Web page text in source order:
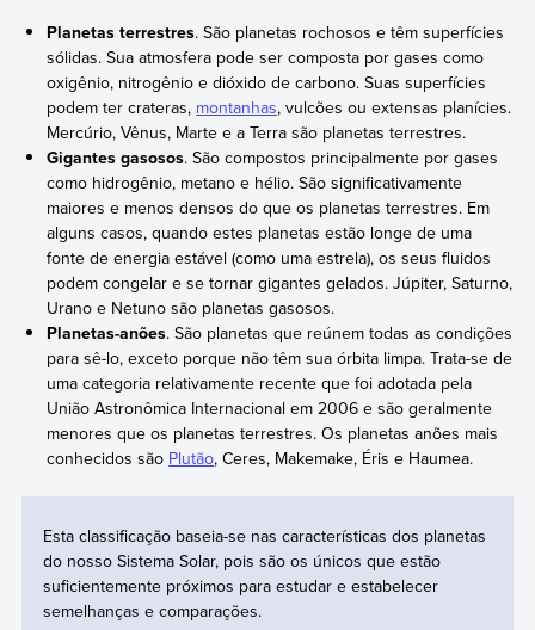
Planetas terrestres. São planetas rochosos e têm superfícies
sólidas. Sua atmosfera pode ser composta por gases como
oxigênio, nitrogênio e dióxido de carbono. Suas superfícies
podem ter crateras, montanhas, vulcões ou extensas planícies.
Mercúrio, Vênus, Marte e a Terra são planetas terrestres.
Gigantes gasosos. São compostos principalmente por gases
como hidrogênio, metano e hélio. São significativamente
maiores e menos densos do que os planetas terrestres. Em
alguns casos, quando estes planetas estão longe de uma
fonte de energia estável (como uma estrela), os seus fluidos
podem congelar e se tornar gigantes gelados. Júpiter, Saturno,
Urano e Netuno são planetas gasosos.
Planetas-anões. São planetas que reúnem todas as condições
para sê-lo, exceto porque não têm sua órbita limpa. Trata-se de
uma categoria relativamente recente que foi adotada pela
União Astronômica Internacional em 2006 e são geralmente
menores que os planetas terrestres. Os planetas anões mais
conhecidos são Plutão, Ceres, Makemake, Éris e Haumea.
Esta classificação baseia-se nas características dos planetas
do nosso Sistema Solar, pois são os únicos que estão
suficientemente próximos para estudar e estabelecer
semelhanças e comparações.